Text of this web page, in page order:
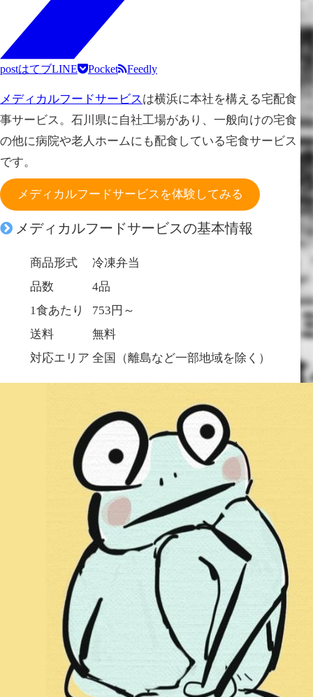
postはてブLINE Pocket Feedly
メディカルフードサービスは横浜に本社を構える宅配食
事サービス。石川県に自社工場があり、一般向けの宅食
の他に病院や老人ホームにも配食している宅食サービス
です。
メディカルフードサービスを体験してみる
メディカルフードサービスの基本情報
商品形式
冷凍弁当
品数
4品
1食あたり
753円～
送料
無料
対応エリア 全国（離島など一部地域を除く）